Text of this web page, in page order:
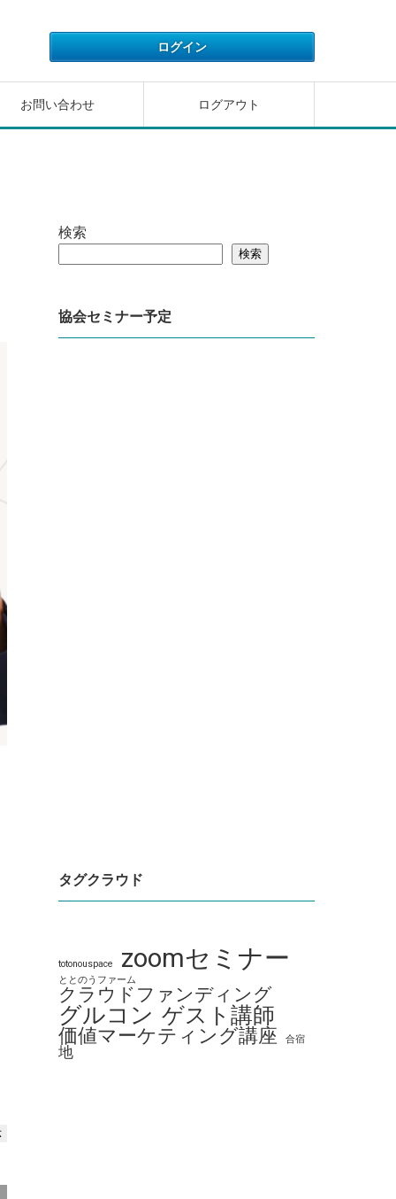
お問い合わせ ログアウト
検索
検索
協会セミナー予定
タグクラウド
totonouspace zoomセミナー
ととのうファーム
クラウドファンディング
グルコン ゲスト講師
価値マーケティング講座 合宿
地